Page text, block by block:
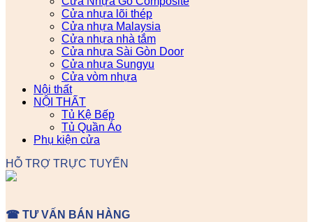
Cửa nhựa lõi thép
Cửa nhựa Malaysia
Cửa nhựa nhà tắm
Cửa nhựa Sài Gòn Door
Cửa nhựa Sungyu
Cửa vòm nhựa
Nội thất
NỘI THẤT
Tủ Kệ Bếp
Tủ Quần Áo
Phụ kiện cửa
HỖ TRỢ TRỰC TUYẾN
☎ TƯ VẤN BÁN HÀNG